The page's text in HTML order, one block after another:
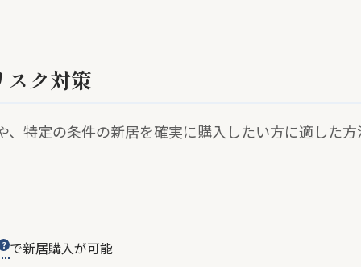
スク対策
特定の条件の新居を確実に購入したい方に適した
で新居購入が可能